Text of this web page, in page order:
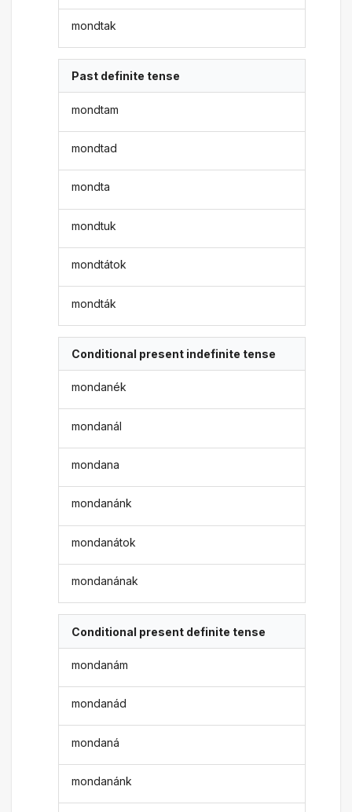
mondtak
Past definite tense
mondtam
mondtad
mondta
mondtuk
mondtátok
mondták
Conditional present indefinite tense
mondanék
mondanál
mondana
mondanánk
mondanátok
mondanának
Conditional present definite tense
mondanám
mondanád
mondaná
mondanánk